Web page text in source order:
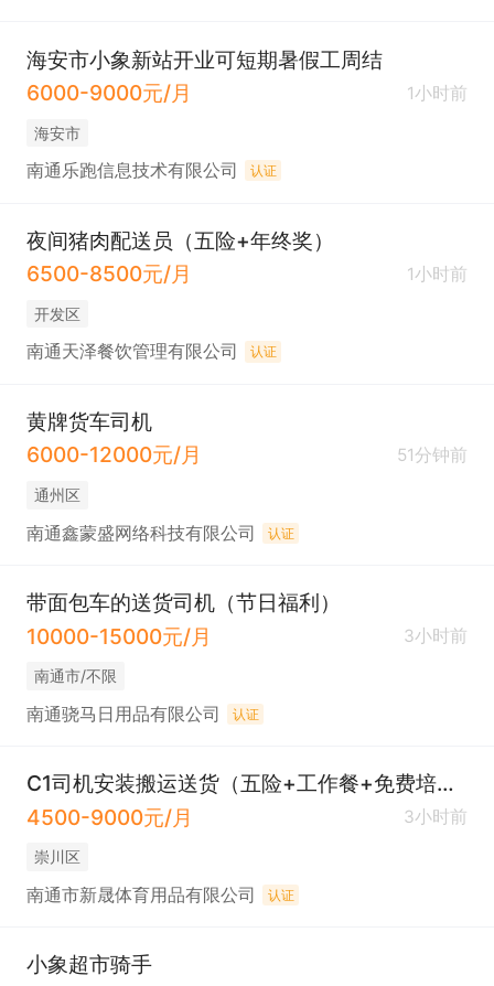
海安市小象新站开业可短期暑假工周结
6000-9000元/月
1小时前
海安市
南通乐跑信息技术有限公司 认证
夜间猪肉配送员（五险+年终奖）
6500-8500元/月
1小时前
开发区
南通天泽餐饮管理有限公司 认证
黄牌货车司机
6000-12000元/月
51分钟前
通州区
南通鑫蒙盛网络科技有限公司 认证
带面包车的送货司机（节日福利）
10000-15000元/月
3小时前
南通市/不限
南通骁马日用品有限公司 认证
C1司机安装搬运送货（五险+工作餐+免费培训）
4500-9000元/月
3小时前
崇川区
南通市新晟体育用品有限公司 认证
小象超市骑手